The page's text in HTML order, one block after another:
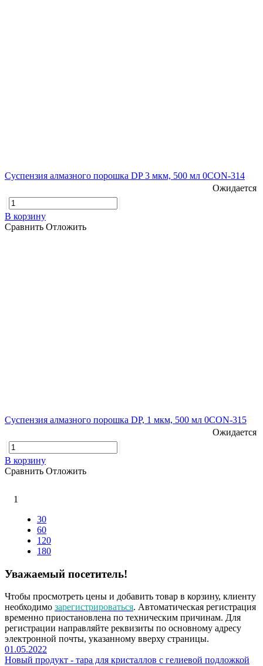
Суспензия алмазного порошка DP 3 мкм, 500 мл 0CON-314
Ожидается
В корзину
Сравнить Отложить
Суспензия алмазного порошка DP, 1 мкм, 500 мл 0CON-315
Ожидается
В корзину
Сравнить Отложить
1
30
60
120
180
Уважаемый посетитель!
Чтобы просмотреть цены и добавить товар в корзину, клиенту
необходимо зарегистрироваться. Автоматическая регистрация
временно приостановлена по техническим причинам. Для
регистрации направляйте реквизиты по основному адресу
электронной почты, указанному вверху страницы.
01.05.2022
Новый продукт - тара для кристаллов с гелиевой подложкой